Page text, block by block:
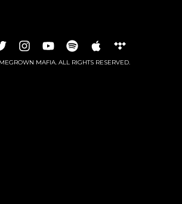
MAFIA. ALL RIGHTS RESERVED.